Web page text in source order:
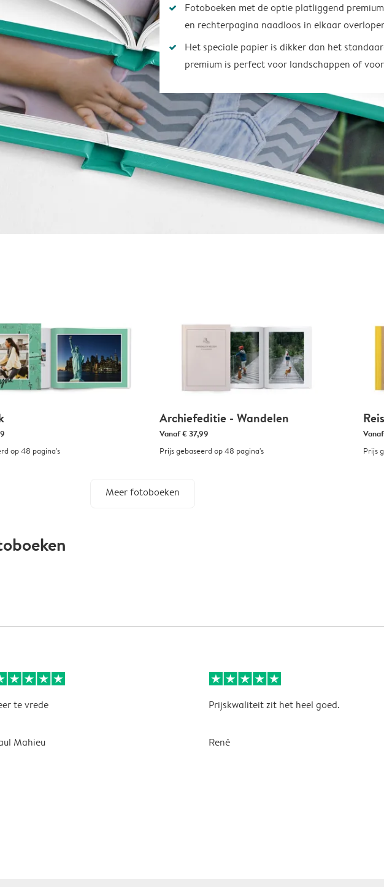
Fotoboeken met de optie platliggend
en rechterpagina naadloos in elkaar
Het speciale papier is dikker dan het
premium is perfect voor landschappen of
op 48 pagina's
Archiefeditie - Wandelen
Vanaf€ 37,99
Prijs gebaseerd op 48 pagina's
Vanaf
Prijs
Meer fotoboeken
te vrede
Mahieu
Prijskwaliteit zit het heel goed.
René